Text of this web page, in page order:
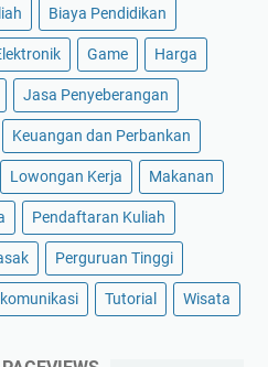
Biaya Pendidikan
Game Harga
Jasa Penyeberangan
Keuangan dan Perbankan
Lowongan Kerja Makanan
Pendaftaran Kuliah
Perguruan Tinggi
Tutorial Wisata